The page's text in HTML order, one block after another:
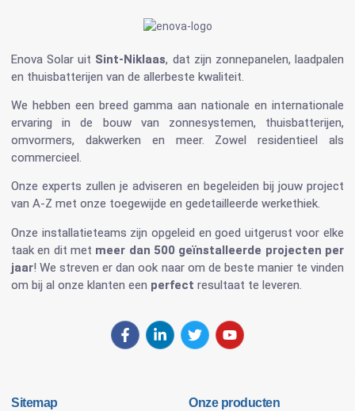
Enova Solar uit Sint-Niklaas, dat zijn zonnepanelen, laadpalen
en thuisbatterijen van de allerbeste kwaliteit.
We hebben een breed gamma aan nationale en internationale
ervaring in de bouw van zonnesystemen, thuisbatterijen,
omvormers, dakwerken en meer. Zowel residentieel als
commercieel.
Onze experts zullen je adviseren en begeleiden bij jouw project
van A-Z met onze toegewijde en gedetailleerde werkethiek.
Onze installatieteams zijn opgeleid en goed uitgerust voor elke
taak en dit met meer dan 500 geïnstalleerde projecten per
jaar! We streven er dan ook naar om de beste manier te vinden
om bij al onze klanten een perfect resultaat te leveren.
Sitemap Onze producten